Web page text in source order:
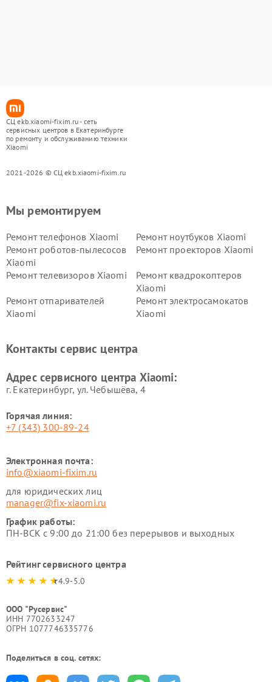
СЦ ekb.xiaomi-fixim.ru - сеть
сервисных центров в Екатеринбурге
по ремонту и обслуживанию техники
Xiaomi
2021-2026 © СЦ ekb.xiaomi-fixim.ru
Мы ремонтируем
Ремонт телефонов Xiaomi
Ремонт ноутбуков Xiaomi
Ремонт роботов-пылесосов
Xiaomi
Ремонт проекторов Xiaomi
Ремонт телевизоров Xiaomi
Ремонт квадрокоптеров
Xiaomi
Ремонт отпаривателей
Xiaomi
Ремонт электросамокатов
Xiaomi
Ремонт стиральных машин
Ремонт смарт-часов Xiaomi
Контакты сервис центра
Адрес сервисного центра Xiaomi:
г. Екатеринбург, ул. Чебышёва, 4
Горячая линия:
+7 (343) 300-89-24
Электронная почта:
info@xiaomi-fixim.ru
для юридических лиц
manager@fix-xiaomi.ru
График работы:
ПН-ВСК с 9:00 до 21:00 без перерывов и выходных
Рейтинг сервисного центра
4.9-5.0
ООО "Русервис"
ИНН 7702633247
ОГРН 1077746335776
Поделиться в соц. сетях: